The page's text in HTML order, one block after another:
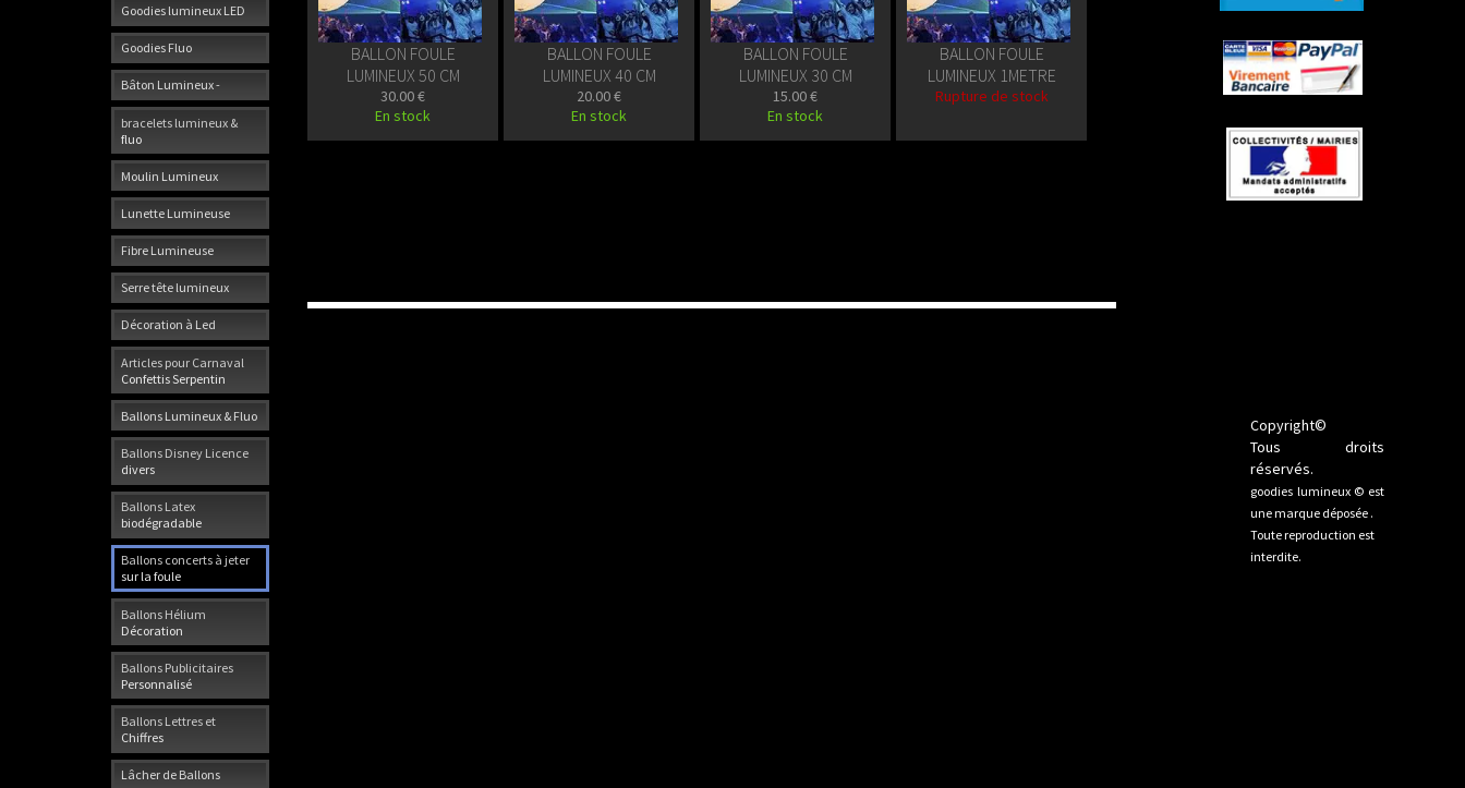
Goodies lumineux LED
Goodies Fluo
Bâton Lumineux -
bracelets lumineux &
fluo
Moulin Lumineux
Lunette Lumineuse
Fibre Lumineuse
Serre tête lumineux
Décoration à Led
Articles pour Carnaval
Confettis Serpentin
Ballons Lumineux & Fluo
Ballons Disney Licence
divers
Ballons Latex
biodégradable
Ballons concerts à jeter
sur la foule
Ballons Hélium
Décoration
Ballons Publicitaires
Personnalisé
Ballons Lettres et
Chiffres
Lâcher de Ballons
Copyright©
Tous droits
réservés.
goodies lumineux © est
une marque déposée .
Toute reproduction est
interdite.
BALLON FOULE
LUMINEUX 50 CM
30.00 €
En stock
BALLON FOULE
LUMINEUX 40 CM
20.00 €
En stock
BALLON FOULE
LUMINEUX 30 CM
15.00 €
En stock
BALLON FOULE
LUMINEUX 1METRE
Rupture de stock